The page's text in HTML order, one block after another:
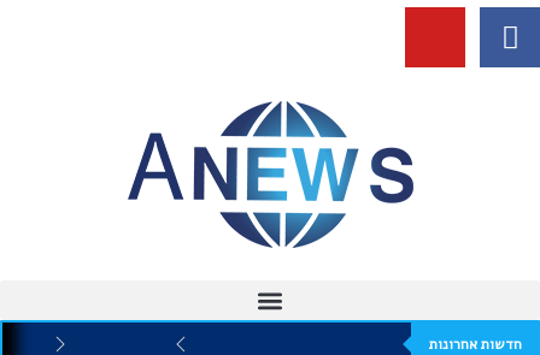
חדשות אחרונות